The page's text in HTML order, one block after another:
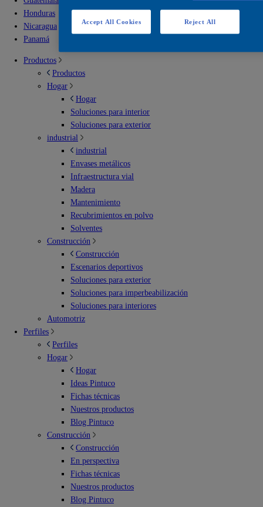
Honduras
Nicaragua
Panamá
Productos
Productos
Hogar
Hogar
Soluciones para interior
Soluciones para exterior
industrial
industrial
Envases metálicos
Infraestructura vial
Madera
Mantenimiento
Recubrimientos en polvo
Solventes
Construcción
Construcción
Escenarios deportivos
Soluciones para exterior
Soluciones para imperbeabilización
Soluciones para interiores
Automotriz
Perfiles
Perfiles
Hogar
Hogar
Ideas Pintuco
Fichas técnicas
Nuestros productos
Blog Pintuco
Construcción
Construcción
En perspectiva
Fichas técnicas
Nuestros productos
Blog Pintuco
Reject All
Accept All Cookies